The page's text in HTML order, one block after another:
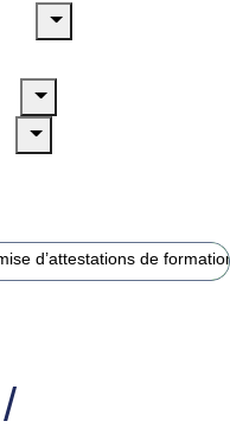
d’attestations de